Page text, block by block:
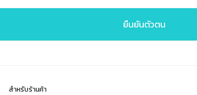
ยืนยันตัวตน
สำหรับร้านค้า